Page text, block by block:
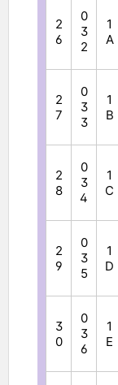
2
6
0
3
2
1
A
2
7
0
3
3
1
B
2
8
0
3
4
1
C
2
9
0
3
5
1
D
3
0
0
3
6
1
E